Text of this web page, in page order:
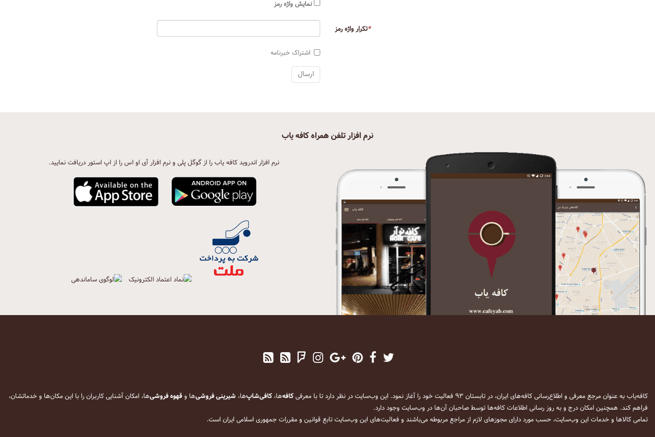
نمایش واژه رمز
*تکرار واژه رمز
اشتراک خبرنامه
نرم افزار تلفن همراه کافه یاب
نرم افزار اندروید کافه یاب را از گوگل پلی و نرم افزار آی او اس را از اپ استور دریافت نمایید.
کافه‌یاب به عنوان مرجع معرفی و اطلاع‌رسانی کافه‌های ایران، در تابستان ۹۳ فعالیت خود را آغاز نمود. این وب‌سایت در نظر دارد تا با معرفی کافه‌ها، کافی‌شاپ‌ها، شیرینی فروشی‌ها وقهوه فروشی‌ها، امکان آشنایی کاربران را با این مکان‌ها و خدماتشان،
فراهم کند. همچنین امکان درج و به روز رسانی اطلاعات کافه‌ها توسط صاحبان آن‌ها در وب‌سایت وجود دارد.
تمامی کالاها و خدمات این وب‌سایت، حسب مورد دارای مجوزهای لازم از مراجع مربوطه می‌باشند و فعالیت‌های این وب‌سایت تابع قوانین و مقررات جمهوری اسلامی ایران است.